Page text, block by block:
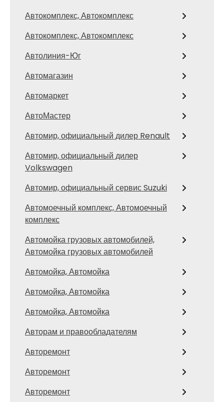
Автокомплекс, Автокомплекс
Автокомплекс, Автокомплекс
Автолиния-Юг
Автомагазин
Автомаркет
АвтоМастер
Автомир, официальный дилер Renault
Автомир, официальный дилер
Volkswagen
Автомир, официальный сервис Suzuki
Автомоечный комплекс, Автомоечный
комплекс
Автомойка грузовых автомобилей,
Автомойка грузовых автомобилей
Автомойка, Автомойка
Автомойка, Автомойка
Автомойка, Автомойка
Авторам и правообладателям
Авторемонт
Авторемонт
Авторемонт